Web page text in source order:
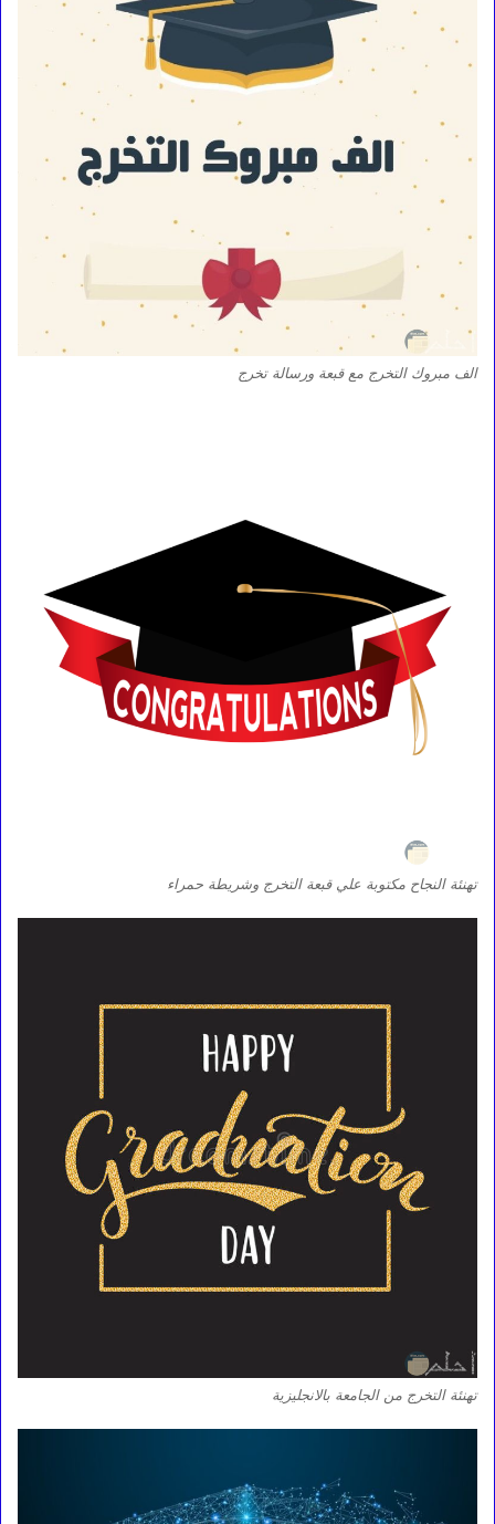
الف مبروك التخرج مع قبعة ورسالة تخرج
تهنئة النجاح مكتوبة علي قبعة التخرج وشريطة حمراء
تهنئة التخرج من الجامعة بالانجليزية